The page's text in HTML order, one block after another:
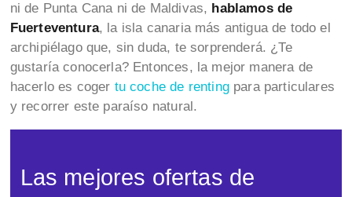
ni de Punta Cana ni de Maldivas, hablamos de
Fuerteventura, la isla canaria más antigua de todo el
archipiélago que, sin duda, te sorprenderá. ¿Te
gustaría conocerla? Entonces, la mejor manera de
hacerlo es coger tu coche de rentingpara particulares
y recorrer este paraíso natural.
Las mejores ofertas de